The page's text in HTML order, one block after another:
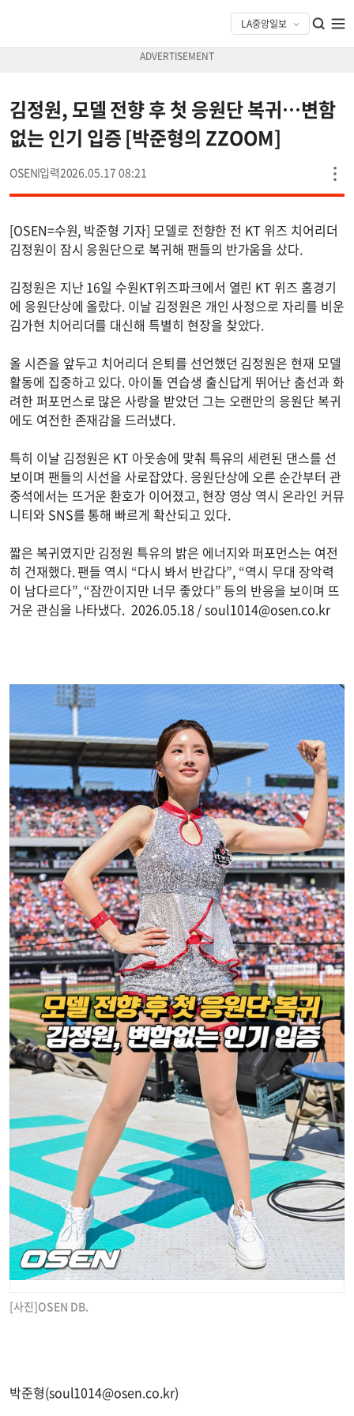
김정원, 모델 전향 후 첫 응원단 복귀…변함
없는 인기 입증 [박준형의 ZZOOM]
OSEN 2026.05.17 08:21
[OSEN=수원, 박준형 기자] 모델로 전향한 전 KT 위즈 치어리더
김정원이 잠시 응원단으로 복귀해 팬들의 반가움을 샀다.
김정원은 지난 16일 수원KT위즈파크에서 열린 KT 위즈 홈경기
에 응원단상에 올랐다. 이날 김정원은 개인 사정으로 자리를 비운
김가현 치어리더를 대신해 특별히 현장을 찾았다.
올 시즌을 앞두고 치어리더 은퇴를 선언했던 김정원은 현재 모델
활동에 집중하고 있다. 아이돌 연습생 출신답게 뛰어난 춤선과 화
려한 퍼포먼스로 많은 사랑을 받았던 그는 오랜만의 응원단 복귀
에도 여전한 존재감을 드러냈다.
특히 이날 김정원은 KT 아웃송에 맞춰 특유의 세련된 댄스를 선
보이며 팬들의 시선을 사로잡았다. 응원단상에 오른 순간부터 관
중석에서는 뜨거운 환호가 이어졌고, 현장 영상 역시 온라인 커뮤
니티와 SNS를 통해 빠르게 확산되고 있다.
짧은 복귀였지만 김정원 특유의 밝은 에너지와 퍼포먼스는 여전
히 건재했다. 팬들 역시 “다시 봐서 반갑다”, “역시 무대 장악력
이 남다르다”, “잠깐이지만 너무 좋았다” 등의 반응을 보이며 뜨
거운 관심을 나타냈다. 2026.05.18 /soul1014@osen.co.kr
[사진]OSEN DB.
박준형(soul1014@osen.co.kr)